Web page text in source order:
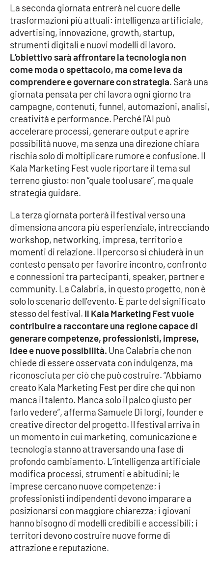
Lacplay.it
Lactv.it
Laconair.it
Lacitymag.it
Lacapitalenews.it
Ilreggino.it
Cosenzachannel.it
Ilvibonese.it
APP
Android
Apple
La seconda giornata entrerà nel cuore delle
trasformazioni più attuali: intelligenza artificiale,
advertising, innovazione, growth, startup,
strumenti digitali e nuovi modelli di lavoro.
L’obiettivo sarà affrontare la tecnologia non
come moda o spettacolo, ma come leva da
comprendere e governare con strategia. Sarà una
giornata pensata per chi lavora ogni giorno tra
campagne, contenuti, funnel, automazioni, analisi,
creatività e performance. Perché l’AI può
accelerare processi, generare output e aprire
possibilità nuove, ma senza una direzione chiara
rischia solo di moltiplicare rumore e confusione. Il
Kala Marketing Fest vuole riportare il tema sul
terreno giusto: non “quale tool usare”, ma quale
strategia guidare.
La terza giornata porterà il festival verso una
dimensiona ancora più esperienziale, intrecciando
workshop, networking, impresa, territorio e
momenti di relazione. Il percorso si chiuderà in un
contesto pensato per favorire incontro, confronto
e connessioni tra partecipanti, speaker, partner e
community. La Calabria, in questo progetto, non è
solo lo scenario dell’evento. È parte del significato
stesso del festival. Il Kala Marketing Fest vuole
contribuire a raccontare una regione capace di
generare competenze, professionisti, imprese,
idee e nuove possibilità. Una Calabria che non
chiede di essere osservata con indulgenza, ma
riconosciuta per ciò che può costruire. “Abbiamo
creato Kala Marketing Fest per dire che qui non
manca il talento. Manca solo il palco giusto per
farlo vedere”, afferma Samuele Di Iorgi, founder e
creative director del progetto. Il festival arriva in
un momento in cui marketing, comunicazione e
tecnologia stanno attraversando una fase di
profondo cambiamento. L’intelligenza artificiale
modifica processi, strumenti e abitudini; le
imprese cercano nuove competenze; i
professionisti indipendenti devono imparare a
posizionarsi con maggiore chiarezza; i giovani
hanno bisogno di modelli credibili e accessibili; i
territori devono costruire nuove forme di
attrazione e reputazione.